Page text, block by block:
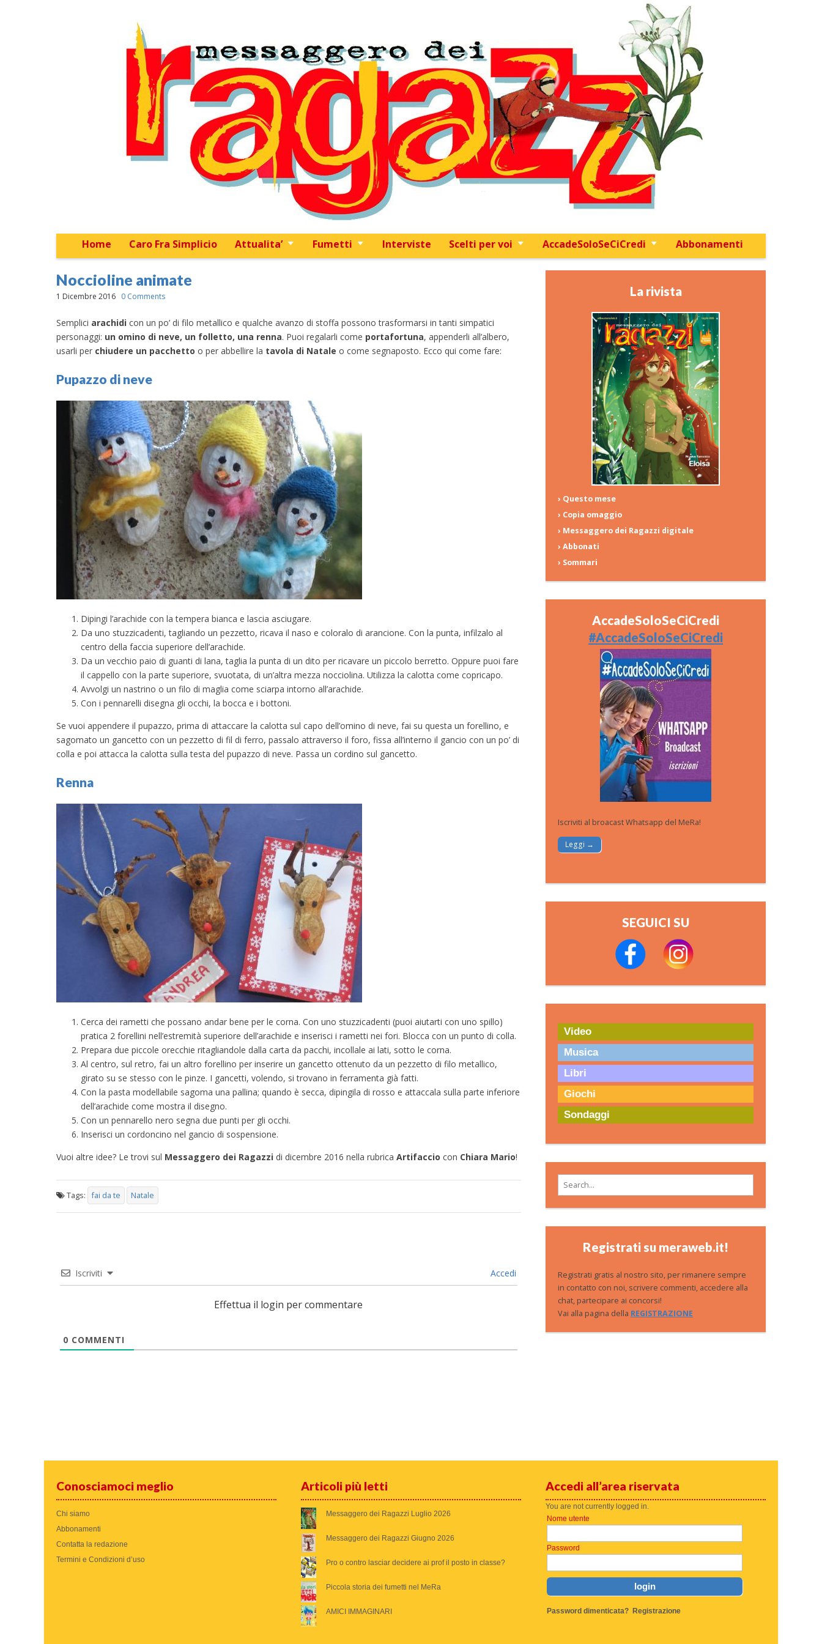
Skip to content
Home Caro Fra Simplicio Attualita’ Fumetti Interviste Scelti per voi AccadeSoloSeCiCredi Abbonamenti
Sub menu
Noccioline animate
1 Dicembre 2016 0 Comments
Semplici arachidi con un po’ di filo metallico e qualche avanzo di stoffa possono trasformarsi in tanti simpatici
personaggi: un omino di neve, un folletto, una renna. Puoi regalarli come portafortuna, appenderli all’albero,
usarli per chiudere un pacchetto o per abbellire la tavola di Natale o come segnaposto. Ecco qui come fare:
Pupazzo di neve
Dipingi l’arachide con la tempera bianca e lascia asciugare.
Da uno stuzzicadenti, tagliando un pezzetto, ricava il naso e coloralo di arancione. Con la punta, infilzalo al
centro della faccia superiore dell’arachide.
Da un vecchio paio di guanti di lana, taglia la punta di un dito per ricavare un piccolo berretto. Oppure puoi fare
il cappello con la parte superiore, svuotata, di un’altra mezza nocciolina. Utilizza la calotta come copricapo.
Avvolgi un nastrino o un filo di maglia come sciarpa intorno all’arachide.
Con i pennarelli disegna gli occhi, la bocca e i bottoni.
Se vuoi appendere il pupazzo, prima di attaccare la calotta sul capo dell’omino di neve, fai su questa un forellino, e
sagomato un gancetto con un pezzetto di fil di ferro, passalo attraverso il foro, fissa all’interno il gancio con un po’ di
colla e poi attacca la calotta sulla testa del pupazzo di neve. Passa un cordino sul gancetto.
Renna
Cerca dei rametti che possano andar bene per le corna. Con uno stuzzicadenti (puoi aiutarti con uno spillo)
pratica 2 forellini nell’estremità superiore dell’arachide e inserisci i rametti nei fori. Blocca con un punto di colla.
Prepara due piccole orecchie ritagliandole dalla carta da pacchi, incollale ai lati, sotto le corna.
Al centro, sul retro, fai un altro forellino per inserire un gancetto ottenuto da un pezzetto di filo metallico,
girato su se stesso con le pinze. I gancetti, volendo, si trovano in ferramenta già fatti.
Con la pasta modellabile sagoma una pallina; quando è secca, dipingila di rosso e attaccala sulla parte inferiore
dell’arachide come mostra il disegno.
Con un pennarello nero segna due punti per gli occhi.
Inserisci un cordoncino nel gancio di sospensione.
Vuoi altre idee? Le trovi sul Messaggero dei Ragazzi di dicembre 2016 nella rubrica Artifaccio con Chiara Mario!
Tags: fai da te Natale
Iscriviti Accedi
Effettua il login per commentare
0 COMMENTI
La rivista
› Questo mese
› Copia omaggio
› Messaggero dei Ragazzi digitale
› Abbonati
› Sommari
AccadeSoloSeCiCredi
#AccadeSoloSeCiCredi
Iscriviti al broacast Whatsapp del MeRa!
Leggi →
SEGUICI SU
Video
Musica
Libri
Giochi
Sondaggi
Search for:
Registrati su meraweb.it!
Registrati gratis al nostro sito, per rimanere sempre
in contatto con noi, scrivere commenti, accedere alla
chat, partecipare ai concorsi!
Vai alla pagina della REGISTRAZIONE
Conosciamoci meglio
Chi siamo
Abbonamenti
Contatta la redazione
Termini e Condizioni d’uso
Articoli più letti
Messaggero dei Ragazzi Luglio 2026
Messaggero dei Ragazzi Giugno 2026
Pro o contro lasciar decidere ai prof il posto in classe?
Piccola storia dei fumetti nel MeRa
AMICI IMMAGINARI
Accedi all’area riservata
You are not currently logged in.
Nome utente
Password
Password dimenticata? Registrazione